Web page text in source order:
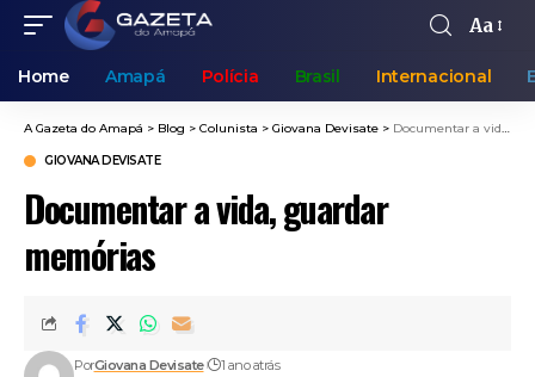
Aa
Home Amapá Polícia Brasil Internacional
A Gazeta do Amapá > Blog > Colunista > Giovana Devisate > Documentar a vida, guardar memórias
GIOVANA DEVISATE
Documentar a vida, guardar
memórias
PorGiovana Devisate 1 ano atrás